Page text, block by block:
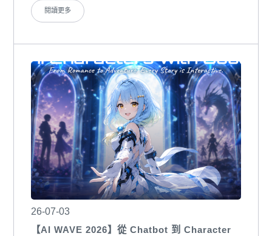
閱讀更多
26-07-03
【AI WAVE 2026】從 Chatbot 到 Character